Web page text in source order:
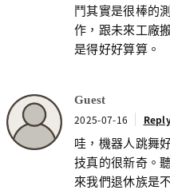
鬥其實是很棒的
作，跟未來工廠
是得好好算算。
Guest
2025-07-16
哇，機器人跳舞
技真的很新奇。
來我們退休族是